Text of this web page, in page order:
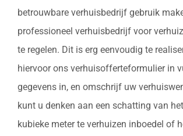
betrouwbare verhuisbedrijf gebruik
professioneel verhuisbedrijf voor
te regelen. Dit is erg eenvoudig te
hiervoor ons verhuisofferteformulier in
gegevens in, en omschrijf uw
kunt u denken aan een schatting van
kubieke meter te verhuizen inboedel of